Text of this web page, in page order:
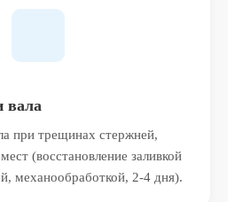
вала
при трещинах стержней,
(восстановление заливкой
механообработкой, 2-4 дня).